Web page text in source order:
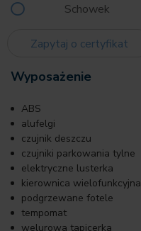
Schowek
Zapytaj o certyfikat
Wyposażenie
ABS
alufelgi
czujnik deszczu
czujniki parkowania tylne
elektryczne lusterka
kierownica wielofunkcyjna
podgrzewane fotele
tempomat
welurowa tapicerka